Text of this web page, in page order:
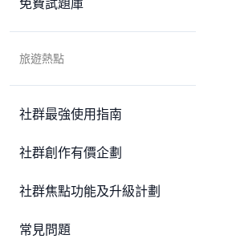
免費試題庫
旅遊熱點
社群最強使用指南
社群創作有價企劃
社群焦點功能及升級計劃
常見問題